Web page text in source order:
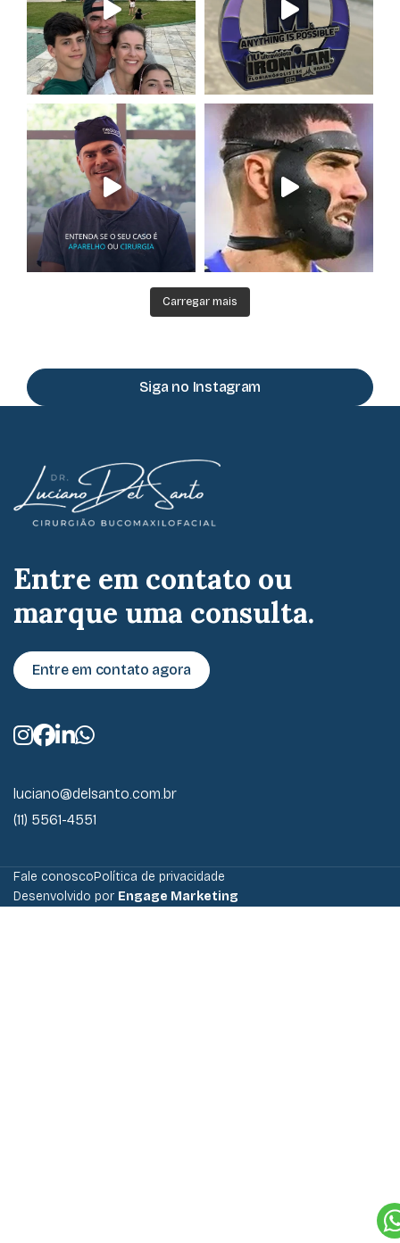
Carregar mais
Siga no Instagram
Entre em contato ou
marque uma consulta.
Entre em contato agora
luciano@delsanto.com.br
(11) 5561-4551
Fale conoscoPolítica de privacidade
Desenvolvido por Engage Marketing